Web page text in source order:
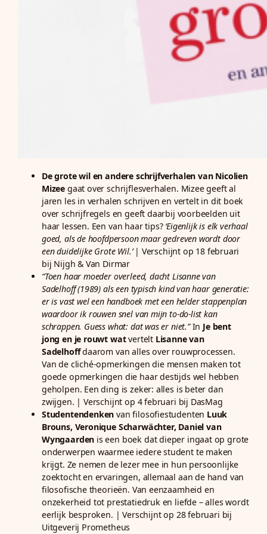
De grote wil en andere schrijfverhalen van Nicolien
Mizee gaat over schrijflesverhalen. Mizee geeft al
jaren les in verhalen schrijven en vertelt in dit boek
over schrijfregels en geeft daarbij voorbeelden uit
haar lessen. Een van haar tips? ‘Eigenlijk is elk verhaal
goed, als de hoofdpersoon maar gedreven wordt door
een duidelijke Grote Wil.’ | Verschijnt op 18 februari
bij Nijgh & Van Dirmar
“Toen haar moeder overleed, dacht Lisanne van
Sadelhoff (1989) als een typisch kind van haar generatie:
er is vast wel een handboek met een helder stappenplan
waardoor ik rouwen snel van mijn to-do-list kan
schrappen. Guess what: dat was er niet.”In Je bent
jong en je rouwt watverteltLisanne van
Sadelhoffdaarom van alles over rouwprocessen.
Van de cliché-opmerkingen die mensen maken tot
goede opmerkingen die haar destijds wel hebben
geholpen. Een ding is zeker: alles is beter dan
zwijgen. | Verschijnt op 4 februari bij DasMag
Studentendenken van filosofiestudenten Luuk
Brouns, Veronique Scharwächter, Daniel van
Wyngaarden is een boek dat dieper ingaat op grote
onderwerpen waarmee iedere student te maken
krijgt. Ze nemen de lezer mee in hun persoonlijke
zoektocht en ervaringen, allemaal aan de hand van
filosofische theorieën. Van eenzaamheid en
onzekerheid tot prestatiedruk en liefde – alles wordt
eerlijk besproken. | Verschijnt op 28 februari bij
Uitgeverij Prometheus